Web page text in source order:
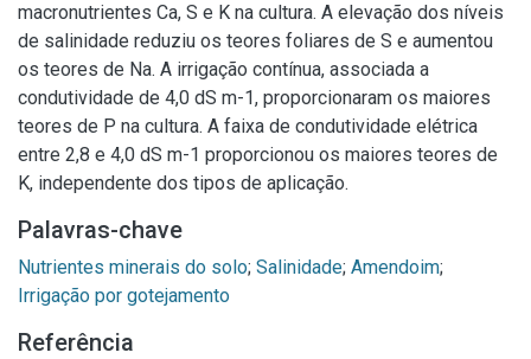
macronutrientes Ca, S e K na cultura. A elevação dos níveis
de salinidade reduziu os teores foliares de S e aumentou
os teores de Na. A irrigação contínua, associada a
condutividade de 4,0 dS m-1, proporcionaram os maiores
teores de P na cultura. A faixa de condutividade elétrica
entre 2,8 e 4,0 dS m-1 proporcionou os maiores teores de
K, independente dos tipos de aplicação.
Palavras-chave
Nutrientes minerais do solo; Salinidade; Amendoim;
Irrigação por gotejamento
Referência